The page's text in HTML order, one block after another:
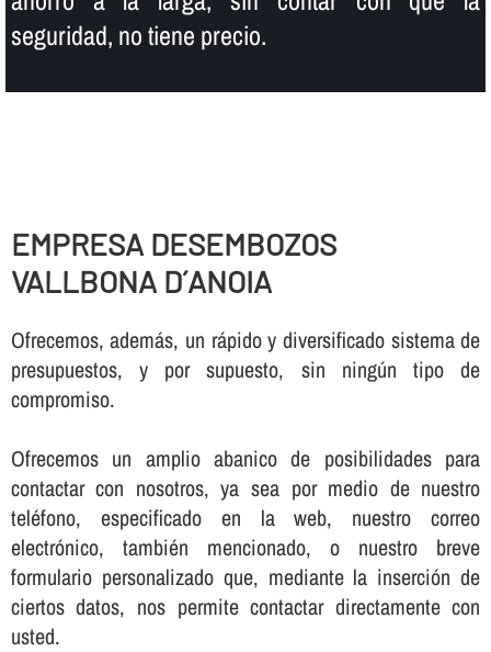
seguridad, no tiene precio.
EMPRESA DESEMBOZOS
VALLBONA D´ANOIA
Ofrecemos, además, un rápido y diversificado sistema de
presupuestos, y por supuesto, sin ningún tipo de
compromiso.
Ofrecemos un amplio abanico de posibilidades para
contactar con nosotros, ya sea por medio de nuestro
teléfono, especificado en la web, nuestro correo
electrónico, también mencionado, o nuestro breve
formulario personalizado que, mediante la inserción de
ciertos datos, nos permite contactar directamente con
usted.